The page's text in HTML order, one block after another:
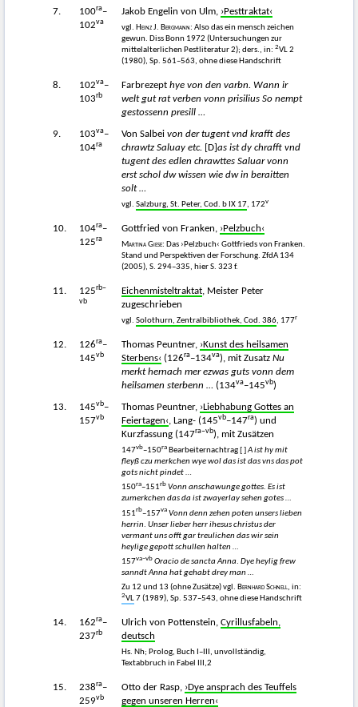
7. 100ra–
102va
Jakob Engelin von Ulm, ›Pesttraktat‹
vgl. Heinz J. Bergmann: Also das ein mensch zeichen
gewun. Diss Bonn 1972 (Untersuchungen zur
mittelalterlichen Pestliteratur 2); ders., in: 2VL 2
(1980), Sp. 561–563, ohne diese Handschrift
8. 102va–
103rb
Farbrezept hye von den varbn. Wann ir
welt gut rat verben vonn prisilius So nempt
gestossenn presill …
9. 103va–
104ra
Von Salbei von der tugent vnd krafft des
chrawtz Saluay etc. [D] as ist dy chrafft vnd
tugent des edlen chrawttes Saluar vonn
erst schol dw wissen wie dw in beraitten
solt …
vgl. Salzburg, St. Peter, Cod. b IX 17, 172v
10. 104ra–
125ra
Gottfried von Franken, ›Pelzbuch‹
Martina Giese: Das ›Pelzbuch‹ Gottfrieds von Franken.
Stand und Perspektiven der Forschung. ZfdA 134
(2005), S. 294–335, hier S. 323 f.
11. 125rb–
vb
Eichenmisteltraktat, Meister Peter
zugeschrieben
vgl. Solothurn, Zentralbibliothek, Cod. 386, 177r
12. 126ra–
145vb
Thomas Peuntner, ›Kunst des heilsamen
Sterbens‹ (126ra–134va), mit Zusatz Nu
merkt hernach mer ezwas guts vonn dem
heilsamen sterbenn … (134va–145vb)
13. 145vb–
157vb
Thomas Peuntner, ›Liebhabung Gottes an
Feiertagen‹, Lang- (145vb–147ra) und
Kurzfassung (147ra–vb), mit Zusätzen
147vb–150ra Bearbeiternachtrag [ ]A ist hy mit
fleyß czu merkchen wye wol das ist das vns das pot
gots nicht pindet…
150ra–151rb Vonn anschawunge gottes. Es ist
zumerkchen das da ist zwayerlay sehen gotes …
151rb–157va Vonn denn zehen poten unsers lieben
herrin. Unser lieber herr ihesus christus der
vermant uns offt gar treulichen das wir sein
heylige gepott schullen halten …
157va–vb Oracio de sancta Anna. Dye heylig frew
sanndt Anna hat gehabt drey man …
Zu 12 und 13 (ohne Zusätze) vgl. Bernhard Schnell, in:
2VL7 (1989), Sp. 537–543, ohne diese Handschrift
14. 162ra–
237rb
Ulrich von Pottenstein, Cyrillusfabeln,
deutsch
Hs. Nh; Prolog, Buch I–III, unvollständig,
Textabbruch in Fabel III,2
15. 238ra–
259vb
Otto der Rasp, ›Dye ansprach des Teuffels
gegen unseren Herren‹